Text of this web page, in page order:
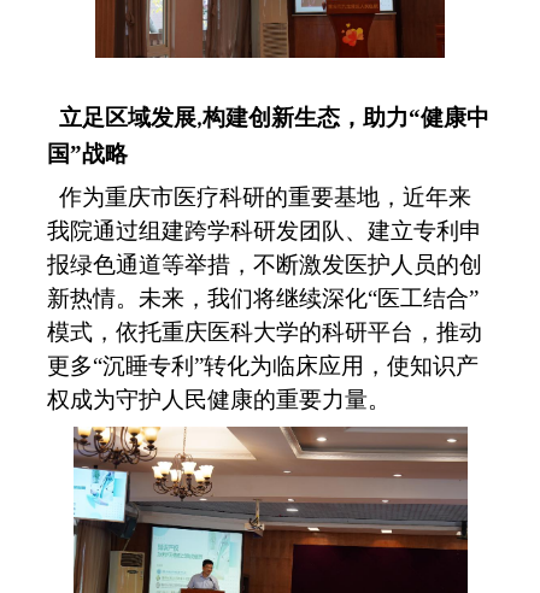
立足区域发展,构建创新生态，助力“健康中
国”战略
作为重庆市医疗科研的重要基地，近年来
我院通过组建跨学科研发团队、建立专利申
报绿色通道等举措 ，不断激发医护人员的创
新热情。未来，我们将继续深化“医工结合”
模式，依托重庆医科大学的科研平台，推动
更多“沉睡专利”转化为临床应用，使知识产
权成为守护人民健康的重要力量。